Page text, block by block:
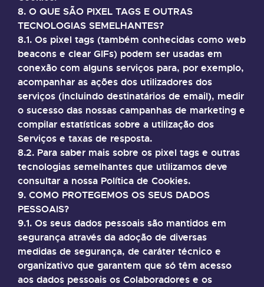
8. O QUE SÃO PIXEL TAGS E OUTRAS
TECNOLOGIAS SEMELHANTES?
8.1. Os pixel tags (também conhecidas como web
beacons e clear GIFs) podem ser usadas em
conexão com alguns serviços para, por exemplo,
acompanhar as ações dos utilizadores dos
serviços (incluindo destinatários de email), medir
o sucesso das nossas campanhas de marketing e
compilar estatísticas sobre a utilização dos
Serviços e taxas de resposta.
8.2. Para saber mais sobre os pixel tags e outras
tecnologias semelhantes que utilizamos deve
consultar a nossa Política de Cookies.
9. COMO PROTEGEMOS OS SEUS DADOS
PESSOAIS?
9.1. Os seus dados pessoais são mantidos em
segurança através da adoção de diversas
medidas de segurança, de caráter técnico e
organizativo que garantem que só têm acesso
aos dados pessoais os Colaboradores e os